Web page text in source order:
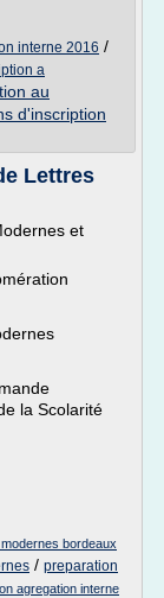
interne 2016 /
a
au
d'inscription
Lettres
et
la Scolarité
bordeaux
/ preparation
agregation interne